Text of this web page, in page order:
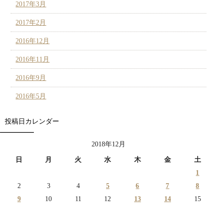
2017年3月
2017年2月
2016年12月
2016年11月
2016年9月
2016年5月
投稿日カレンダー
2018年12月
日 月 火 水 木 金
土
1
2
3 4 5 6 7
8
9
10 11 12 13 14 15